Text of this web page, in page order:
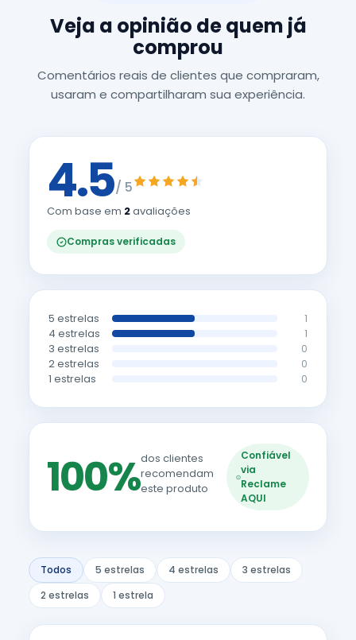
Veja a opinião de quem já
comprou
Comentários reais de clientes que compraram,
usaram e compartilharam sua experiência.
4.5/ 5
Com base em 2avaliações
Compras verificadas
5 estrelas 1
4 estrelas 1
3 estrelas 0
2 estrelas 0
1 estrelas 0
100%dos clientes
recomendam
este produto
Confiável
via
Reclame
AQUI
Todos 5 estrelas 4 estrelas
3 estrelas
2 estrelas
1 estrela